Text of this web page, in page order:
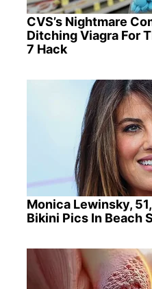
CVS’s Nightmare
Ditching Viagra For
7 Hack
Monica Lewinsky,
Bikini Pics In Beach